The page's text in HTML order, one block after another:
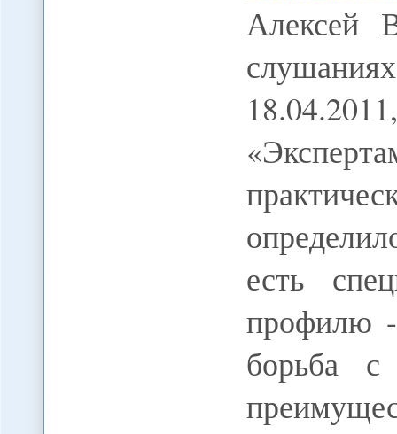
Алексей
есть
профилю
борьба с